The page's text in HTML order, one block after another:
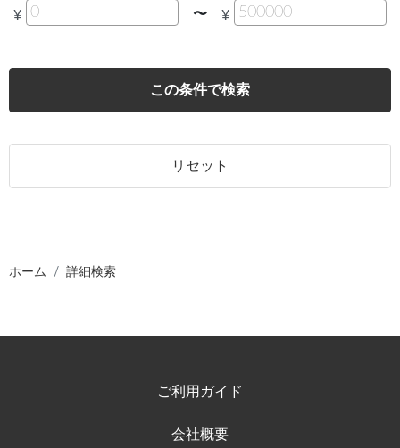
¥ 〜 ¥
この条件で検索
リセット
ホーム 詳細検索
ご利用ガイド
会社概要